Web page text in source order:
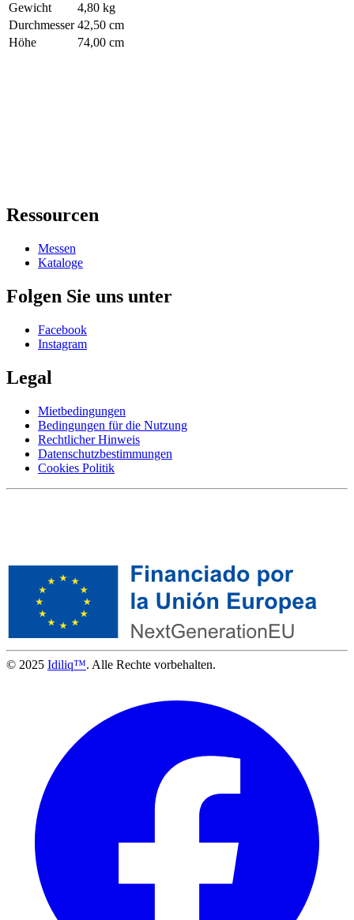
Gewicht
4,80 kg
Durchmesser 42,50 cm
Höhe
74,00 cm
Ressourcen
Messen
Kataloge
Folgen Sie uns unter
Facebook
Instagram
Legal
Mietbedingungen
Bedingungen für die Nutzung
Rechtlicher Hinweis
Datenschutzbestimmungen
Cookies Politik
© 2025 Idiliq™. Alle Rechte vorbehalten.